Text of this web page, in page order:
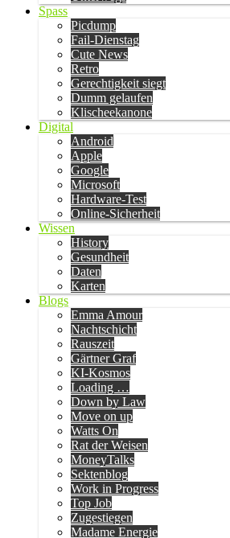
Spass
Picdump
Fail-Dienstag
Cute News
Retro
Gerechtigkeit siegt
Dumm gelaufen
Klischeekanone
Digital
Android
Apple
Google
Microsoft
Hardware-Test
Online-Sicherheit
Wissen
History
Gesundheit
Daten
Karten
Blogs
Emma Amour
Nachtschicht
Rauszeit
Gärtner Graf
KI-Kosmos
Loading …
Down by Law
Move on up
Watts On
Rat der Weisen
MoneyTalks
Sektenblog
Work in Progress
Top Job
Zugestiegen
Madame Energie